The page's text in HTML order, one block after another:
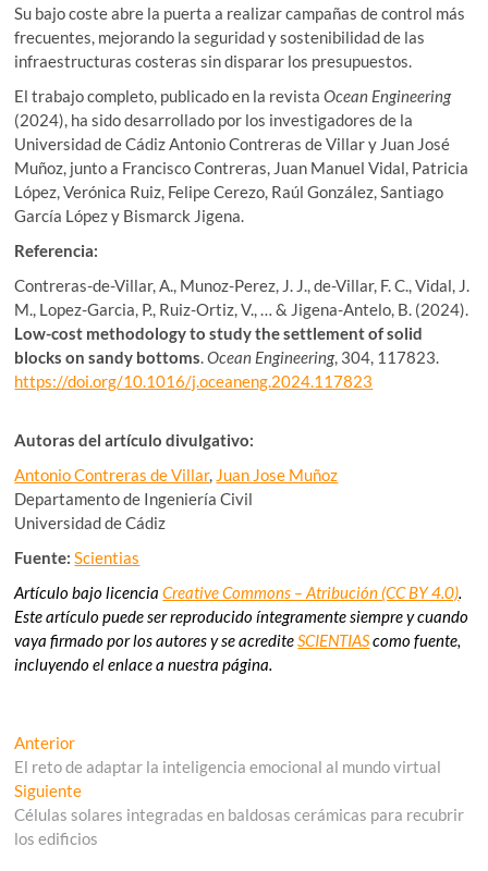
Su bajo coste abre la puerta a realizar campañas de control más
frecuentes, mejorando la seguridad y sostenibilidad de las
infraestructuras costeras sin disparar los presupuestos.
El trabajo completo, publicado en la revistaOcean Engineering
(2024), ha sido desarrollado por los investigadores de la
Universidad de Cádiz Antonio Contreras de Villar y Juan José
Muñoz, junto a Francisco Contreras, Juan Manuel Vidal, Patricia
López, Verónica Ruiz, Felipe Cerezo, Raúl González, Santiago
García López y Bismarck Jigena.
Referencia:
Contreras-de-Villar, A., Munoz-Perez, J. J., de-Villar, F. C., Vidal, J.
M., Lopez-Garcia, P., Ruiz-Ortiz, V., … & Jigena-Antelo, B. (2024).
Low-cost methodology to study the settlement of solid
blocks on sandy bottoms.Ocean Engineering, 304, 117823.
https://doi.org/10.1016/j.oceaneng.2024.117823
Autoras del artículo divulgativo:
Antonio Contreras de Villar, Juan Jose Muñoz
Departamento de Ingeniería Civil
Universidad de Cádiz
Fuente: Scientias
Artículo bajo licenciaCreative Commons – Atribución (CC BY 4.0).
Este artículo puede ser reproducido íntegramente siempre y cuando
vaya firmado por los autores y se acrediteSCIENTIAScomo fuente,
incluyendo el enlace a nuestra página.
Navegación
de
entradas
AnteriorEntrada
anterior:
El reto de adaptar la inteligencia emocional al mundo virtual
SiguienteEntrada
siguiente:
Células solares integradas en baldosas cerámicas para recubrir
los edificios